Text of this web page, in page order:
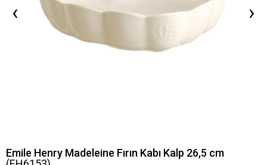
‹ ›
Emile Henry Madeleine Fırın Kabı Kalp 26,5 cm